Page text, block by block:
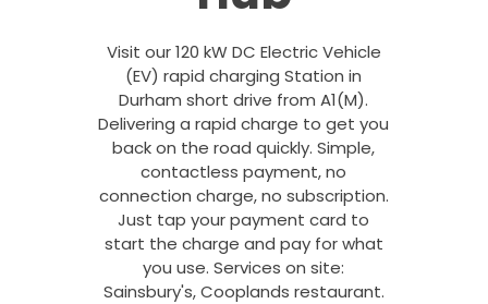
Visit our 120 kW DC Electric Vehicle
(EV) rapid charging Station in
Durham short drive from A1(M).
Delivering a rapid charge to get you
back on the road quickly. Simple,
contactless payment, no
connection charge, no subscription.
Just tap your payment card to
start the charge and pay for what
you use. Services on site:
Sainsbury's, Cooplands restaurant.